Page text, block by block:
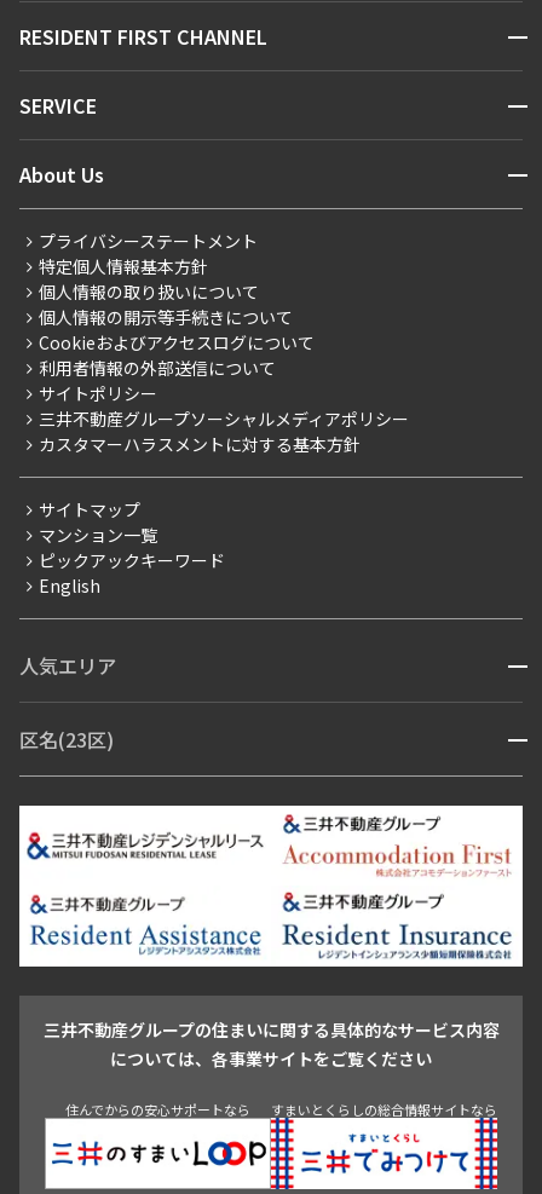
新着情報から探す
新着募集情報
こだわりから探す
こだわり一覧
プレミアムマンション
新築
当社限定（港区・渋谷区）
当社限定（港区・渋谷区以外）
三井不動産企画
賃料改定
フリーレント
ペット可
ブランドマンション
お問い合わせ
RESIDENT FIRST CHANNEL 開閉
マンションレポート
住まいのコラム
SERVICE 開閉
会員ページ
ご入居・提携サービス
お部屋探しからご契約まで
よくあるご質問
社宅紹介
【仲介会社様向け】当社仲介事業部取り扱い物件入居申込
About Us 開閉
会社情報
事業案内
採用情報
ニュースリリース
お問い合わせ
プライバシーステートメント
特定個人情報基本方針
個人情報の取り扱いについて
個人情報の開示等手続きについて
Cookieおよびアクセスログについて
利用者情報の外部送信について
サイトポリシー
三井不動産グループソーシャルメディアポリシー
カスタマーハラスメントに対する基本方針
サイトマップ
マンション一覧
ピックアックキーワード
English
人気エリア 開閉
青山・表参道・原宿
市ヶ谷・神楽坂・飯田橋
三田・芝・浜松町
芝浦・汐留・品川
月島・勝どき・豊洲
本郷・春日・小石川
目白・高田馬場・早稲田
池尻大橋・三軒茶屋
祐天寺・学芸大学・自由が丘
駒沢・用賀・二子玉川
成城・砧
池袋・板橋・王子
青山 渋谷 東京・大手町 新宿 品川
目黒・中目黒
区名(23区) 開閉
江東区 台東区 墨田区
中野区
豊島区
杉並区 板橋区 練馬区 荒川区
足立区
葛飾区
江戸川区
三井不動産グループの住まいに関する具体的なサービス内容
については、各事業サイトをご覧ください
住んでからの安心サポートなら すまいとくらしの総合情報サイトなら